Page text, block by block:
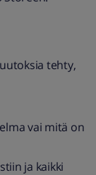
tehty,
vai mitä on
ja kaikki